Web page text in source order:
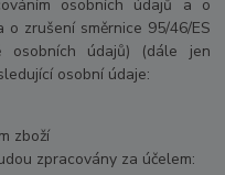
osobních údajů a o
zrušení směrnice 95/46/ES
osobních údajů) (dále jen
osobní údaje:
zboží
zpracovány za účelem: